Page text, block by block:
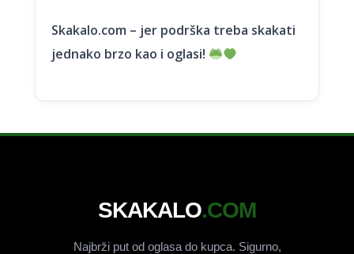
Skakalo.com – jer podrška treba skakati
jednako brzo kao i oglasi!
SKAKALO.COM
Najbrži put od oglasa do kupca. Sigurno,